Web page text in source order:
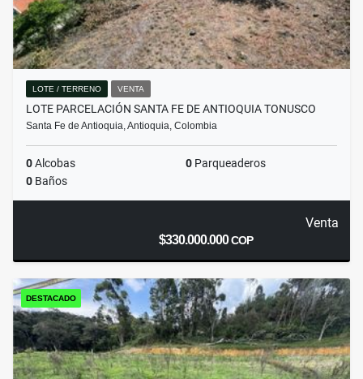
LOTE / TERRENO VENTA
LOTE PARCELACIÓN SANTA FE DE ANTIOQUIA TONUSCO
Santa Fe de Antioquia, Antioquia, Colombia
0Alcobas 0 Parqueaderos
0 Baños
Venta
$330.000.000COP
DESTACADO